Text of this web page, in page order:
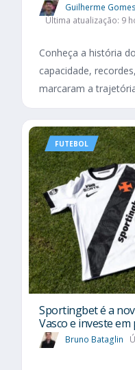
Guilherme Gomes
Última atualização: 9
Conheça a história
capacidade,
marcaram a
FUTEBOL
Sportingbet é a
Vasco e investe
Bruno Bataglin